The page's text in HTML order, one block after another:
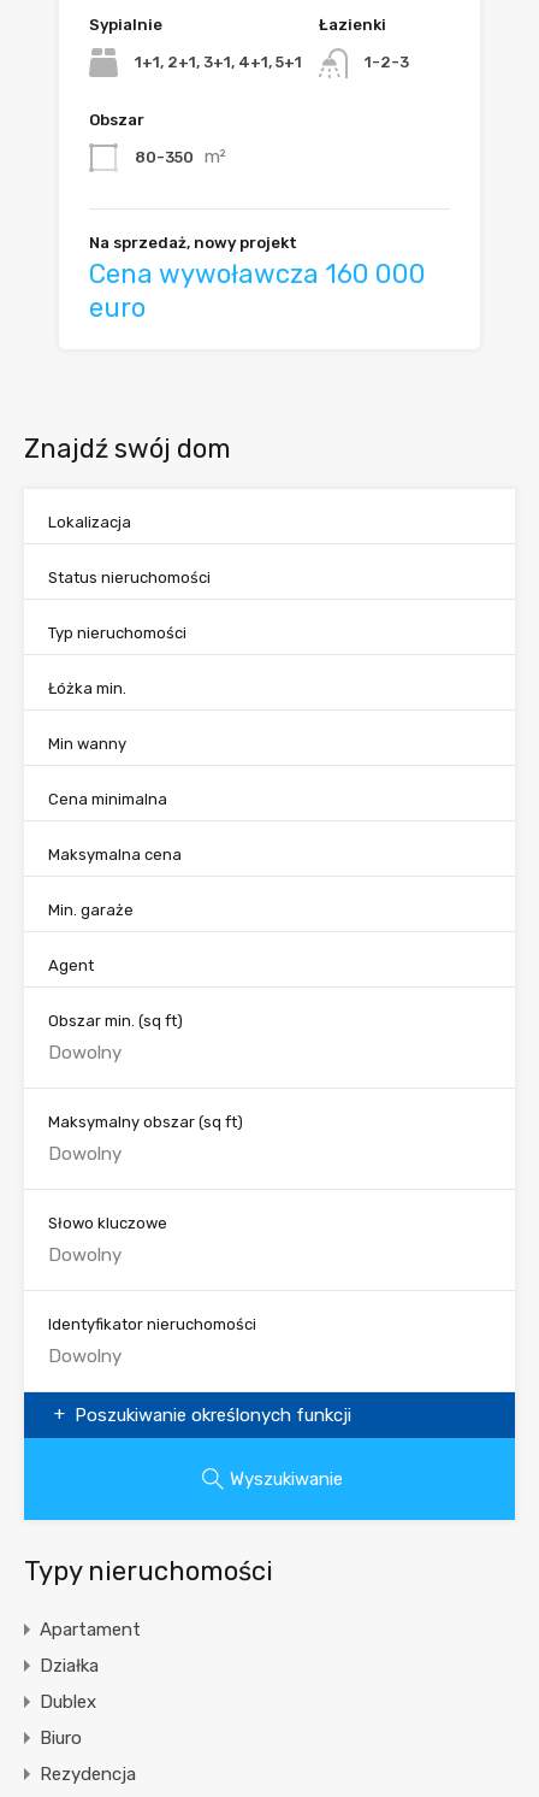
Sypialnie
1+1, 2+1, 3+1, 4+1, 5+1
Łazienki
1-2-3
Obszar
80-350 m²
Na sprzedaż, nowy projekt
Cena wywoławcza 160 000
euro
Znajdź swój dom
Lokalizacja
Status nieruchomości
Typ nieruchomości
Łóżka min.
Min wanny
Cena minimalna
Maksymalna cena
Min. garaże
Agent
Obszar min. (sq ft)
Maksymalny obszar (sq ft)
Słowo kluczowe
Identyfikator nieruchomości
Poszukiwanie określonych funkcji
Wyszukiwanie
Typy nieruchomości
Apartament
Działka
Dublex
Biuro
Rezydencja